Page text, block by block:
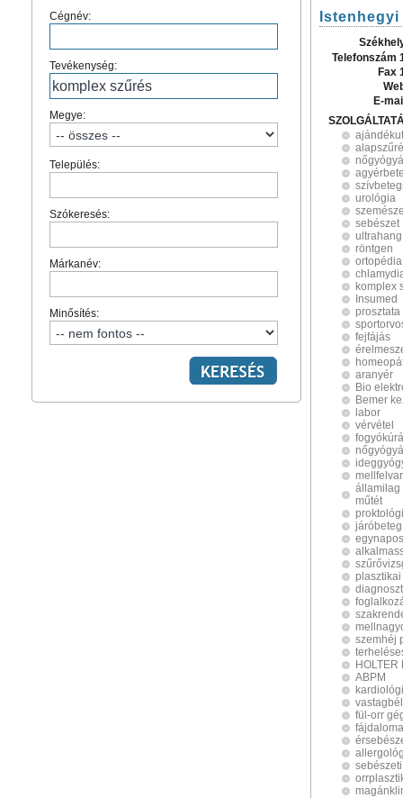
Cégnév:
Tevékenység:
Megye:
Település:
Szókeresés:
Márkanév:
Minősítés:
Telefonszám
Fax
E-
urológia
sebészet
ultrahang
röntgen
ortopédia
komplex
Insumed
fejfájás
aranyér
Bio
Bemer
labor
vérvétel
államilag
műtét
szemhéj
HOLTER
ABPM
fül-orr